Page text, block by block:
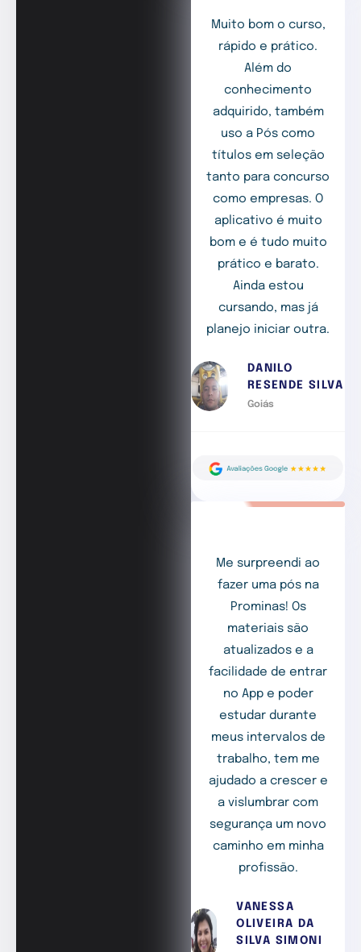
Muito bom o curso,
rápido e prático.
Além do
conhecimento
adquirido, também
uso a Pós como
títulos em seleção
tanto para concurso
como empresas. O
aplicativo é muito
bom e é tudo muito
prático e barato.
Ainda estou
cursando, mas já
planejo iniciar outra.
DANILO
RESENDE SILVA
Goiás
Me surpreendi ao
fazer uma pós na
Prominas! Os
materiais são
atualizados e a
facilidade de entrar
no App e poder
estudar durante
meus intervalos de
trabalho, tem me
ajudado a crescer e
a vislumbrar com
segurança um novo
caminho em minha
profissão.
VANESSA
OLIVEIRA DA
SILVA SIMONI